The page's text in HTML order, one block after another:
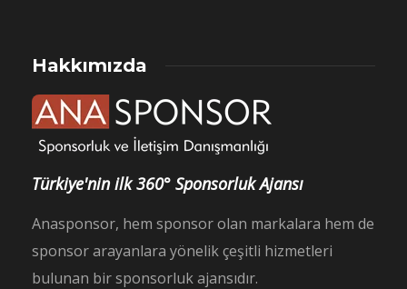
Hakkımızda
Türkiye'nin ilk 360° Sponsorluk Ajansı
Anasponsor, hem sponsor olan markalara hem de
sponsor arayanlara yönelik çeşitli hizmetleri
bulunan bir sponsorluk ajansıdır.